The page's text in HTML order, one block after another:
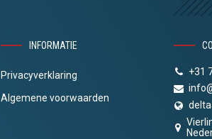
INFORMATIE
Privacyverklaring
Algemene voorwaarden
+31